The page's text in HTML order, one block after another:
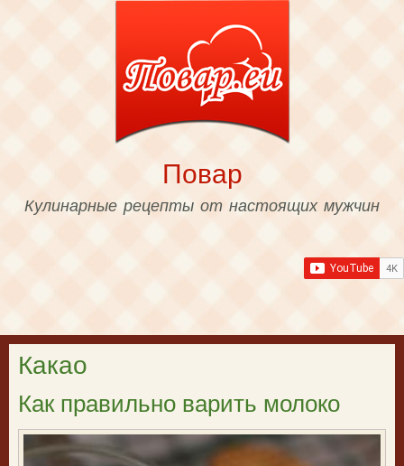
content
Повар
Кулинарные рецепты от настоящих мужчин
Какао
Как правильно варить молоко